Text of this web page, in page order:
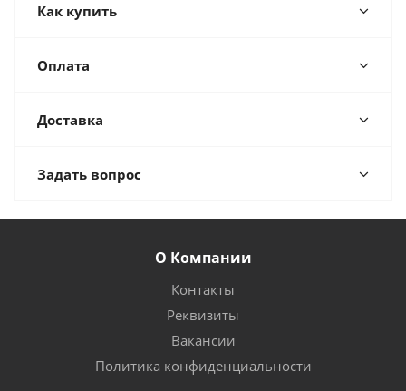
Как купить
Оплата
Доставка
Задать вопрос
О Компании
Контакты
Реквизиты
Вакансии
Политика конфиденциальности